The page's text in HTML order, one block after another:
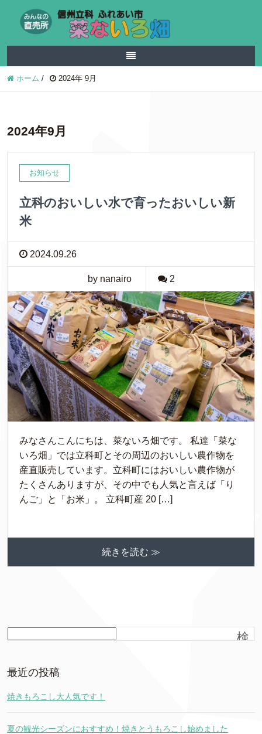
ホーム / 2024年 9月
2024年9月
お知らせ
立科のおいしい水で育ったおいしい新
米
2024.09.26
by nanairo 2
みなさんこんにちは、菜ないろ畑です。 私達「菜な
いろ畑」では立科町とその周辺のおいしい農作物を
産直販売しています。立科町にはおいしい農作物が
たくさんありますが、その中でも人気と言えば「り
んご」と「お米」。 立科町産 20 […]
続きを読む ≫
検
最近の投稿
焼きもろこし大人気です！
夏の観光シーズンにおすすめ！焼きとうもろこし始めました